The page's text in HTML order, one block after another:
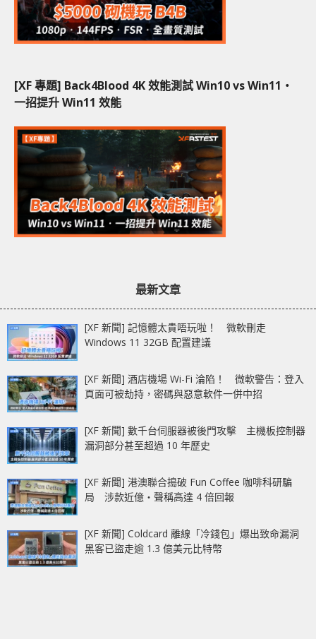
[XF 專題] Back4Blood 4K 效能測試 Win10 vs Win11‧
一招提升 Win11 效能
最新文章
[XF 新聞] 記憶體太貴唔玩啦！ 微軟刪走
Windows 11 32GB 配置建議
[XF 新聞] 酒店機場 Wi-Fi 淪陷！ 微軟警告：登入
頁面可被劫持，密碼與惡意軟件一併中招
[XF 新聞] 數千台伺服器被後門攻擊 主機板控制器
漏洞部分甚至超過 10 年歷史
[XF 新聞] 港澳聯合搗破 Fun Coffee 咖啡科研騙
局 涉款近億‧聲稱高達 4 倍回報
[XF 新聞] Coldcard 離線「冷錢包」爆出致命漏洞
黑客已盜走逾 1.3 億美元比特幣